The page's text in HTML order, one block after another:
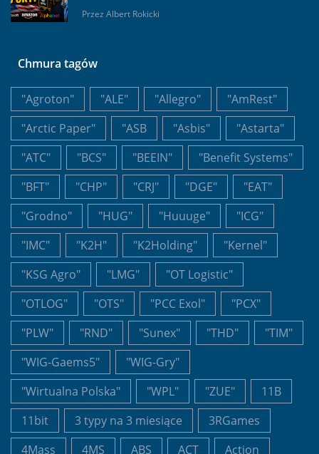
Przez Albert Rokicki
Chmura tagów
"Agroton" "ALE" "Allegro"
"AmRest"
"Arctic Paper"
"ASB "Asbis"
"Astarta"
"ATC"
"BCS" "BEEIN"
"Benefit Systems"
"BFT"
"CHP" "CRJ" "DGE"
"EAT"
"Grodno"
"HUG" "Huuuge"
"ICG"
"IMC"
"K2H" "K2Holding"
"Kernel"
"KSG Agro"
"LMG"
"OT Logistic"
"OTLOG"
"OTS" "PCC Exol"
"PCX"
"PLW"
"RND" "Sunex" "THD"
"TIM"
"WIG-Gaems5"
"WIG-Gry"
"Wirtualna Polska"
"WPL" "ZUE"
11B
11bit
3 typy na 3 miesiące
3RGames
4Mass
4MS ABS ACT
Action